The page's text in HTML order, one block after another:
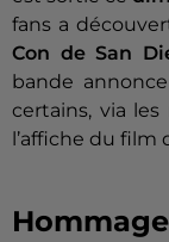
fans a
Con de San
bande
certains, via
l’affiche du film